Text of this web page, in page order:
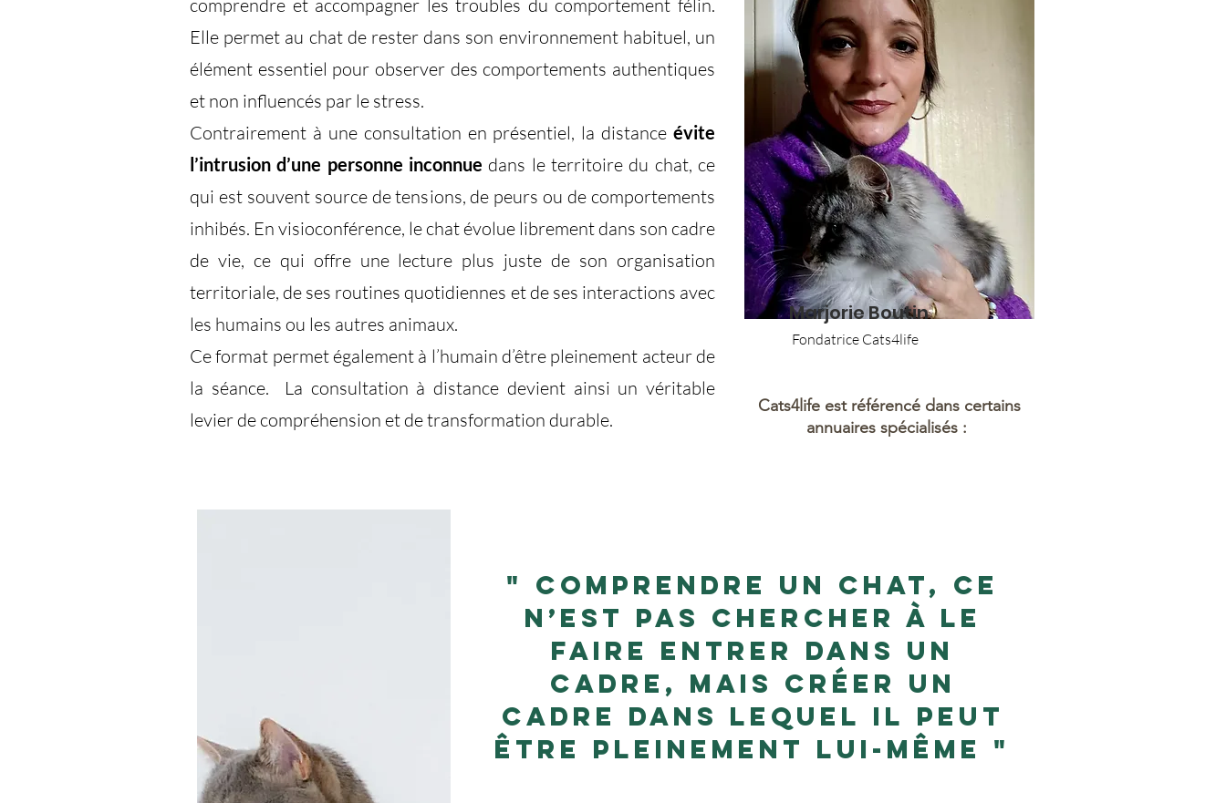
comprendre et accompagner les troubles du comportement félin.
Elle permet au chat de rester dans son environnement habituel, un
élément essentiel pour observer des comportements authentiques
et non influencés par le stress.
Contrairement à une consultation en présentiel, la distance évite
l’intrusion d’une personne inconnue dans le territoire du chat, ce
qui est souvent source de tensions, de peurs ou de comportements
inhibés. En visioconférence, le chat évolue librement dans son cadre
de vie, ce qui offre une lecture plus juste de son organisation
territoriale, de ses routines quotidiennes et de ses interactions avec
les humains ou les autres animaux.
Ce format permet également à l’humain d’être pleinement acteur de
la séance. La consultation à distance devient ainsi un véritable
levier de compréhension et de transformation durable.
Marjorie Boutin
Fondatrice Cats4life
Cats4life est référencé dans certains
annuaires spécialisés :
" Comprendre un chat, ce
n’est pas chercher à le
faire entrer dans un
cadre, mais créer un
cadre dans lequel il peut
être pleinement lui-même "